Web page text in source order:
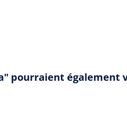
pourraient également